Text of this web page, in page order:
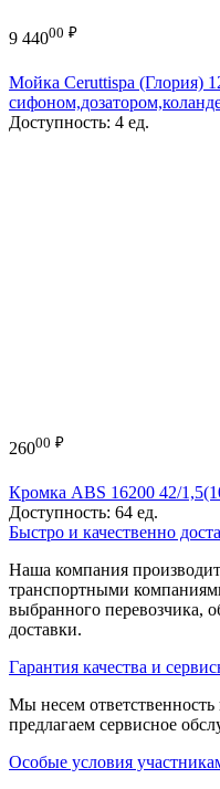
9 44000 ₽
Мойка Ceruttispa (Глория)
Доступность: 4 ед.
26000 ₽
Кромка ABS 16200 42/
Доступность: 64 ед.
Быстро и качественно
Наша компания
транспортными
выбранного перевозчика,
доставки.
Гарантия качества и
Мы несем ответственность
предлагаем сервисное
Особые условия